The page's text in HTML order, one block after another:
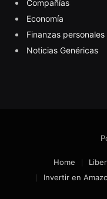
Compañías
Economía
Finanzas personales
Noticias Genéricas
Home
Invertir en